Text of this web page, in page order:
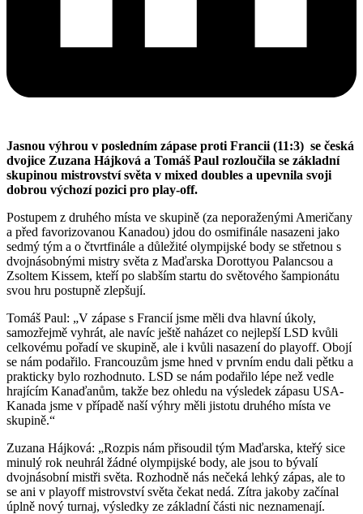
Jasnou výhrou v posledním zápase proti Francii (11:3) se česká
dvojice Zuzana Hájková a Tomáš Paul rozloučila se základní
skupinou mistrovství světa v mixed doubles a upevnila svoji
dobrou výchozí pozici pro play-off.
Postupem z druhého místa ve skupině (za neporaženými Američany
a před favorizovanou Kanadou) jdou do osmifinále nasazeni jako
sedmý tým a o čtvrtfinále a důležité olympijské body se střetnou s
dvojnásobnými mistry světa z Maďarska Dorottyou Palancsou a
Zsoltem Kissem, kteří po slabším startu do světového šampionátu
svou hru postupně zlepšují.
Tomáš Paul: „V zápase s Francií jsme měli dva hlavní úkoly,
samozřejmě vyhrát, ale navíc ještě naházet co nejlepší LSD kvůli
celkovému pořadí ve skupině, ale i kvůli nasazení do playoff. Obojí
se nám podařilo. Francouzům jsme hned v prvním endu dali pětku a
prakticky bylo rozhodnuto. LSD se nám podařilo lépe než vedle
hrajícím Kanaďanům, takže bez ohledu na výsledek zápasu USA-
Kanada jsme v případě naší výhry měli jistotu druhého místa ve
skupině.“
Zuzana Hájková: „Rozpis nám přisoudil tým Maďarska, kteřý sice
minulý rok neuhrál žádné olympijské body, ale jsou to bývalí
dvojnásobní mistři světa. Rozhodně nás nečeká lehký zápas, ale to
se ani v playoff mistrovství světa čekat nedá. Zítra jakoby začínal
úplně nový turnaj, výsledky ze základní části nic neznamenají.